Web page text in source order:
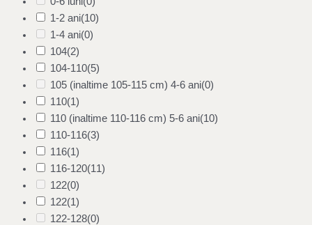
1-2 ani(10)
1-4 ani(0)
104(2)
104-110(5)
105 (inaltime 105-115 cm) 4-6 ani(0)
110(1)
110 (inaltime 110-116 cm) 5-6 ani(10)
110-116(3)
116(1)
116-120(11)
122(0)
122(1)
122-128(0)